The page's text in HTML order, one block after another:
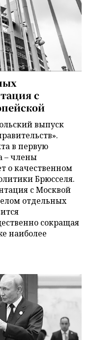
с
выпуск
в первую
– члены
о качественном
Брюсселя.
с Москвой
отдельных
сокращая
наиболее